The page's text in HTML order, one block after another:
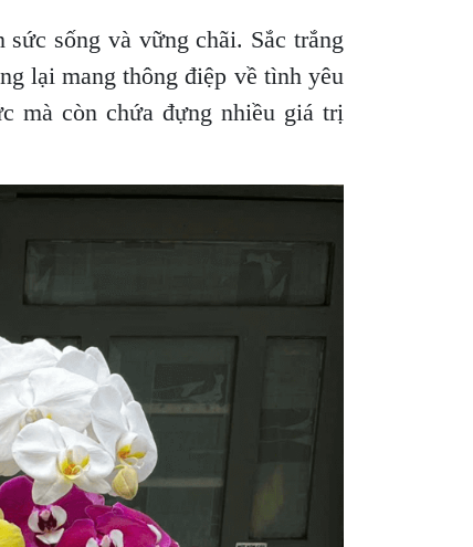
sống và vững chãi. Sắc trắng
lại mang thông điệp về tình yêu
mà còn chứa đựng nhiều giá trị